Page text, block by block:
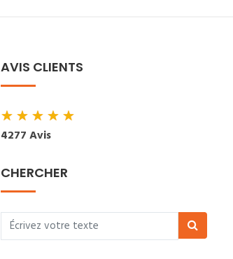
AVIS CLIENTS
★★★★★
4277 Avis
CHERCHER